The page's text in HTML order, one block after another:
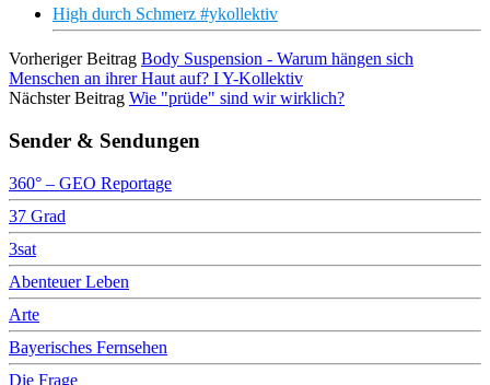
High durch Schmerz #ykollektiv
Vorheriger Beitrag Body Suspension - Warum hängen sich
Menschen an ihrer Haut auf? I Y-Kollektiv
Nächster Beitrag Wie "prüde" sind wir wirklich?
Sender & Sendungen
360° – GEO Reportage
37 Grad
3sat
Abenteuer Leben
Arte
Bayerisches Fernsehen
Die Frage